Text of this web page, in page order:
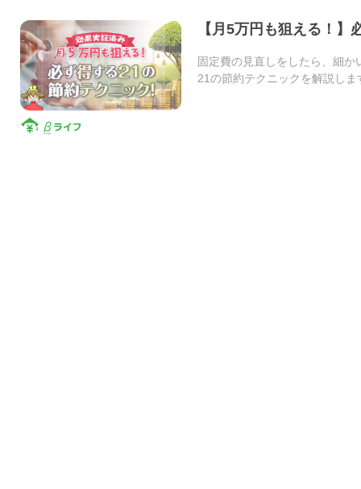
【月5万円も狙える！
固定費の見直しをしたら、細
21の節約テクニックを解説しま